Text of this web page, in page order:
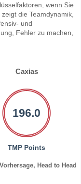
wenn Sie
die Teamdynamik,
und
Fehler zu machen,
Caxias
196.0
TMP Points
Head to Head